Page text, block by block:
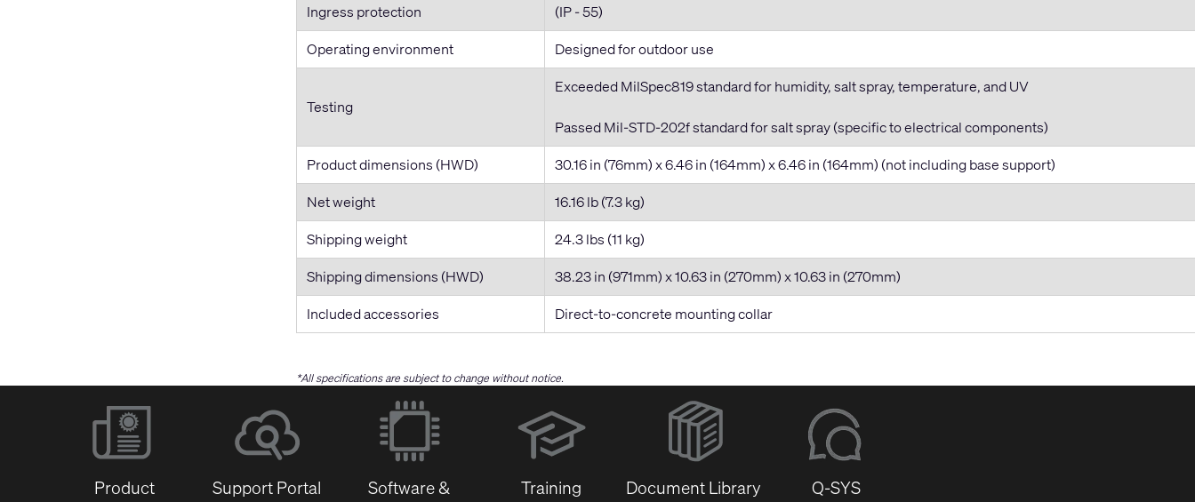
Ingress protection
(IP - 55)
Operating environment
Designed for outdoor use
Testing
Exceeded MilSpec819 standard for humidity, salt spray, temperature, and UV
Passed Mil-STD-202f standard for salt spray (specific to electrical components)
Product dimensions (HWD)
30.16 in (76mm) x 6.46 in (164mm) x 6.46 in (164mm) (not including base support)
Net weight
16.16 lb (7.3 kg)
Shipping weight
24.3 lbs (11 kg)
Shipping dimensions (HWD)
38.23 in (971mm) x 10.63 in (270mm) x 10.63 in (270mm)
Included accessories
Direct-to-concrete mounting collar
*All specifications are subject to change without notice.
Product
Support Portal
Software &
Training
Document Library
Q-SYS